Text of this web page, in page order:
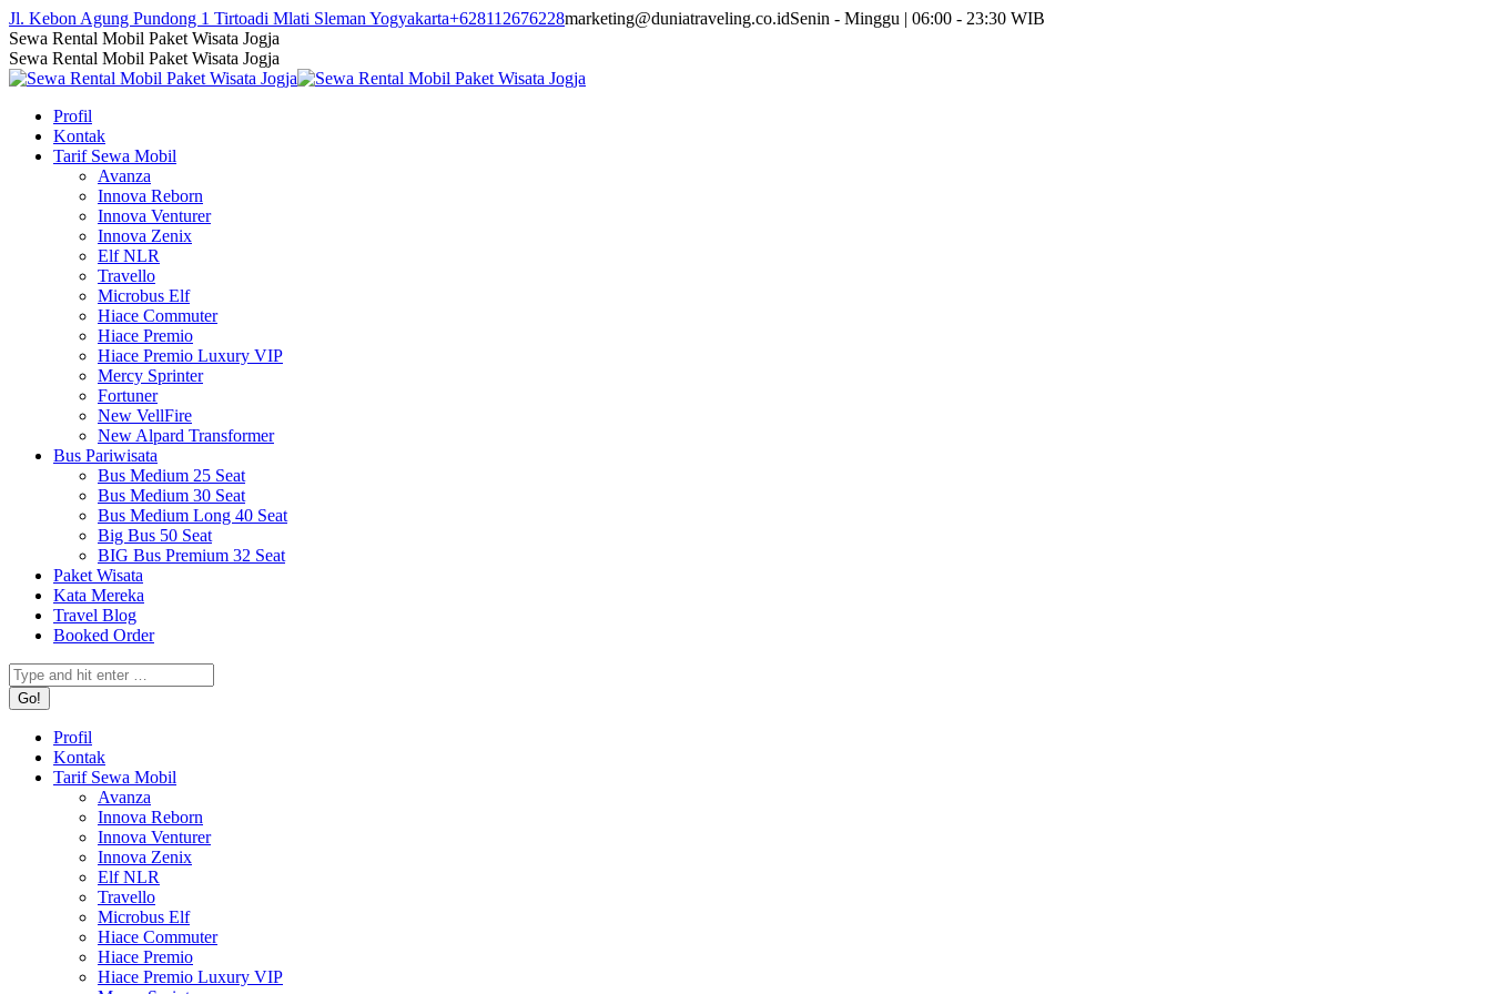
Skip
to
content
Jl. Kebon Agung Pundong 1 Tirtoadi Mlati Sleman Yogyakarta+628112676228marketing@duniatraveling.co.idSenin - Minggu | 06:00 - 23:30 WIB
Facebook
page
opens
new
window
Twitter
page
opens
new
window
Instagram
page
opens
new
window
YouTube
page
opens
new
window
Sewa Rental Mobil Paket Wisata Jogja
Sewa Rental Mobil Paket Wisata Jogja
Profil
Kontak
Tarif Sewa Mobil
Avanza
Innova Reborn
Innova Venturer
Innova Zenix
Elf NLR
Travello
Microbus Elf
Hiace Commuter
Hiace Premio
Hiace Premio Luxury VIP
Mercy Sprinter
Fortuner
New VellFire
New Alpard Transformer
Bus Pariwisata
Bus Medium 25 Seat
Bus Medium 30 Seat
Bus Medium Long 40 Seat
Big Bus 50 Seat
BIG Bus Premium 32 Seat
Paket Wisata
Kata Mereka
Travel Blog
Booked Order
Search:
Profil
Kontak
Tarif Sewa Mobil
Avanza
Innova Reborn
Innova Venturer
Innova Zenix
Elf NLR
Travello
Microbus Elf
Hiace Commuter
Hiace Premio
Hiace Premio Luxury VIP